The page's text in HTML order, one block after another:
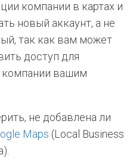
компании в картах и
новый аккаунт, а не
так как вам может
доступ для
компании вашим
не добавлена ли
Maps (Local Business